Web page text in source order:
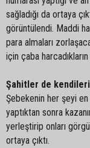
sağladığı da ortaya
görüntülendi. Maddi
para almaları
için çaba
Şahitler de kendileri
Şebekenin her şeyi en
yaptıktan sonra
yerleştirip onları
ortaya çıktı.